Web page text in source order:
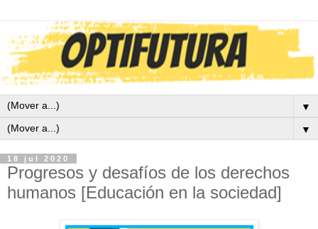
▼
▼
18 jul 2020
Progresos y desafíos de los derechos
humanos [Educación en la sociedad]